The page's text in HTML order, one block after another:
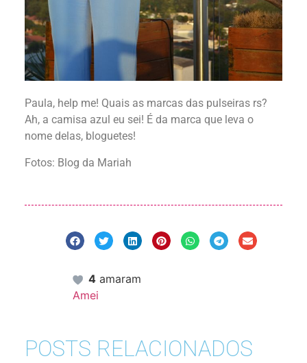
Paula, help me! Quais as marcas das pulseiras rs?
Ah, a camisa azul eu sei! É da marca que leva o
nome delas, bloguetes!
Fotos: Blog da Mariah
4 amaram
Amei
POSTS RELACIONADOS